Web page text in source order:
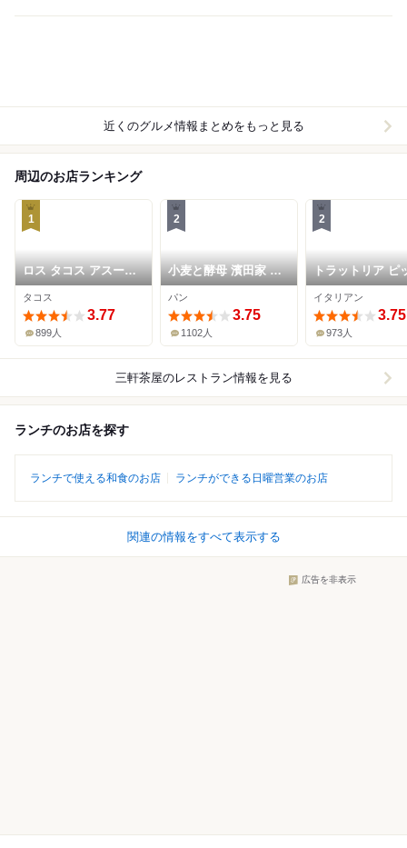
近くのグルメ情報まとめをもっと見る
周辺のお店ランキング
1
ロス タコス アスーレ
ス
タコス
3.77
899人
2
小麦と酵母 濱田家 三
軒茶屋本店
パン
3.75
1102人
2
トラットリア ピ
ェリア ラルテ
イタリアン
3.75
973人
三軒茶屋のレストラン情報を見る
ランチのお店を探す
ランチで使える和食のお店 ランチができる日曜営業のお店
関連の情報をすべて表示する
広告を非表示